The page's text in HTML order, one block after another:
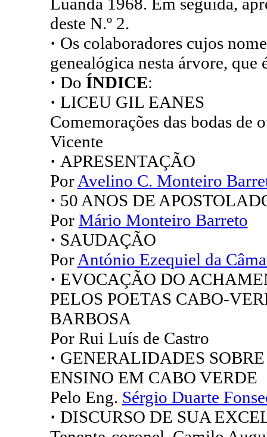
deste N.º 2.
· Os colaboradores cujos
genealógica nesta árvore, que
· Do ÍNDICE:
· LICEU GIL EANES
Comemorações das bodas de
Vicente
· APRESENTAÇÃO
Por Avelino C. Monteiro
· 50 ANOS DE
Por Mário Monteiro Barreto
· SAUDAÇÃO
Por António Ezequiel da
· EVOCAÇÃO DO
PELOS POETAS CABO-
BARBOSA
Por Rui Luís de Castro
· GENERALIDADES
ENSINO EM CABO VERDE
Pelo Eng. Sérgio Duarte
· DISCURSO DE SUA